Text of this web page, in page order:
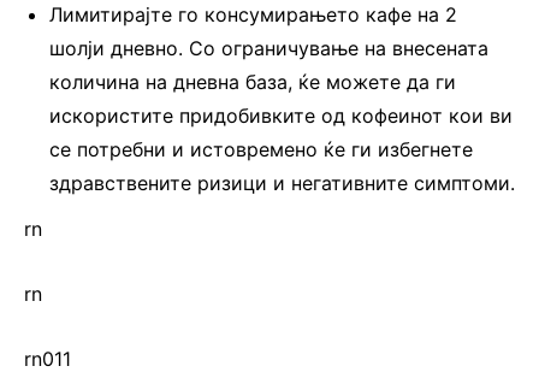
Лимитирајте го консумирањето кафе на 2
шолји дневно. Со ограничување на внесената
количина на дневна база, ќе можете да ги
искористите придобивките од кофеинот кои ви
се потребни и истовремено ќе ги избегнете
здравствените ризици и негативните симптоми.
rn
rn
rn011